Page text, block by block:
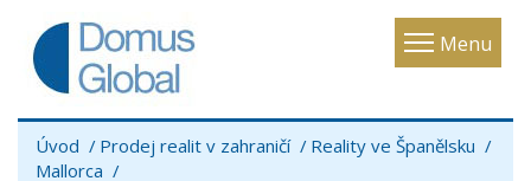
Menu
Toggle
Úvod Prodej realit v zahraničí
Reality ve Španělsku
Mallorca